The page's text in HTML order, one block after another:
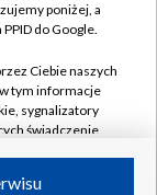
poniżej, a
do Google.
Ciebie naszych
tym informacje
sygnalizatory
świadczenie